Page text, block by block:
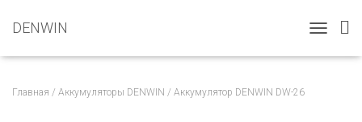
DENWIN
O
Главная / Аккумуляторы DENWIN / Аккумулятор DENWIN DW-26